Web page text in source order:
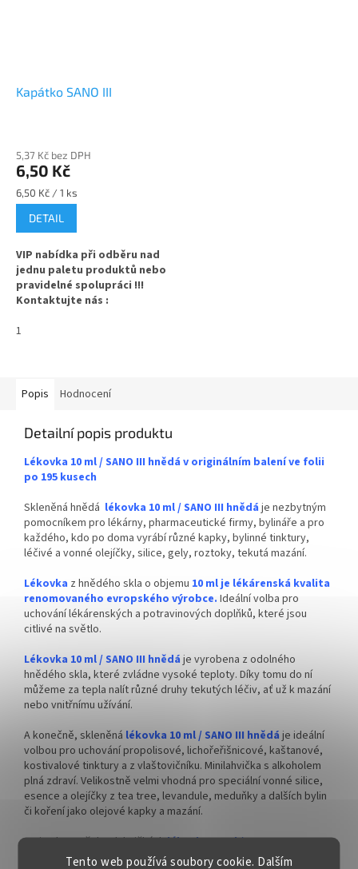
Tento web používá soubory cookie. Dalším
Kapátko SANO III
5,37 Kč bez DPH
6,50 Kč
Měrná
cena:
6,50 Kč / 1 ks
DETAIL
VIP nabídka při odběru nad
jednu paletu produktů nebo
pravidelné spolupráci !!!
Kontaktujte nás :
✅
dávkování léčiva
kapátkem
✅ Objednávejte z kategorie
víček na lékovky
✅ Kapátka skladem a ihned k
odeslání!
1
Popis Hodnocení
Detailní popis produktu
Lékovka 10 ml / SANO III hnědá v originálním balení ve folii
po 195 kusech
Skleněná hnědá lékovka 10 ml / SANO III hnědá je nezbytným
pomocníkem pro lékárny, pharmaceutické firmy, bylináře a pro
každého, kdo po doma vyrábí různé kapky, bylinné tinktury,
léčivé a vonné olejíčky, silice, gely, roztoky, tekutá mazání.
Lékovka z hnědého skla o objemu 10 ml je lékárenská kvalita
renomovaného evropského výrobce. Ideální volba pro
uchování lékárenských a potravinových doplňků, které jsou
citlivé na světlo.
Lékovka 10 ml / SANO III hnědáje vyrobena z odolného
hnědého skla, které zvládne vysoké teploty. Díky tomu do ní
můžeme za tepla nalít různé druhy tekutých léčiv, ať už k mazání
nebo vnitřnímu užívání.
A konečně, skleněná lékovka 10 ml / SANO III hnědá je ideální
volbou pro uchování propolisové, lichořeřišnicové, kaštanové,
kostivalové tinktury a z vlaštovičníku. Minilahvička s alkoholem
plná zdraví. Velikostně velmi vhodná pro speciální vonné silice,
esence a olejíčky z tea tree, levandule, meduňky a dalších bylin
či koření jako olejové kapky a mazání.
Co je ale na těchto lahvičkáchlékovka 10 ml / SANO III
opravdu skvělé, je jejichkapátkový uzávěr s víčkem k